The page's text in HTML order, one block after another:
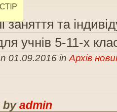
заняття та
учнів 5-11-х
01.09.2016 inАрхів
byadmin